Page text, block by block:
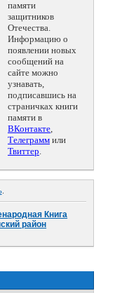
памяти
защитников
Отечества.
Информацию о
появлении новых
сообщений на
сайте можно
узнавать,
подписавшись на
страничках книги
памяти в
ВКонтакте,
Телеграмм или
Твиттер.
.
Книга
район